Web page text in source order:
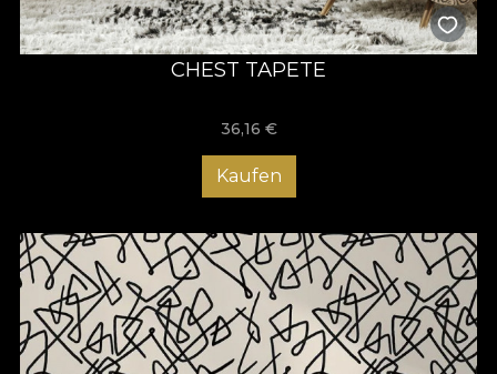
CHEST TAPETE
36,16 €
Kaufen